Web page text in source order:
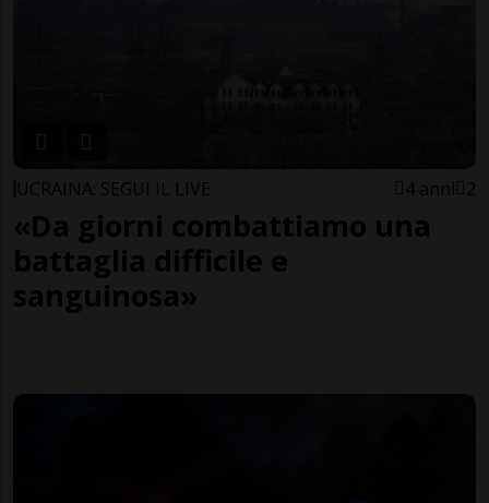
UCRAINA: SEGUI IL LIVE 4 anni 2
«Da giorni combattiamo una
battaglia difficile e
sanguinosa»